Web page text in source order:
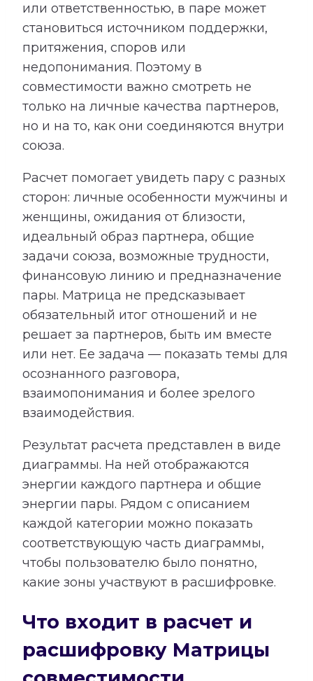
или ответственностью, в паре может
становиться источником поддержки,
притяжения, споров или
недопонимания. Поэтому в
совместимости важно смотреть не
только на личные качества партнеров,
но и на то, как они соединяются внутри
союза.
Расчет помогает увидеть пару с разных
сторон: личные особенности мужчины и
женщины, ожидания от близости,
идеальный образ партнера, общие
задачи союза, возможные трудности,
финансовую линию и предназначение
пары. Матрица не предсказывает
обязательный итог отношений и не
решает за партнеров, быть им вместе
или нет. Ее задача — показать темы для
осознанного разговора,
взаимопонимания и более зрелого
взаимодействия.
Результат расчета представлен в виде
диаграммы. На ней отображаются
энергии каждого партнера и общие
энергии пары. Рядом с описанием
каждой категории можно показать
соответствующую часть диаграммы,
чтобы пользователю было понятно,
какие зоны участвуют в расшифровке.
Что входит в расчет и
расшифровку Матрицы